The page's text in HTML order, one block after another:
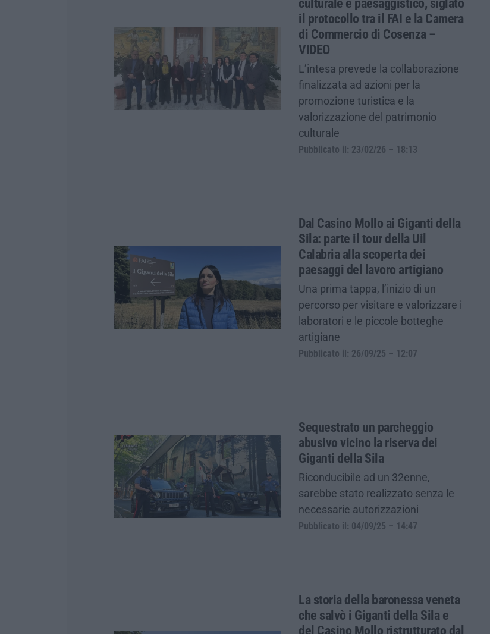
culturale e paesaggistico, siglato
il protocollo tra il FAI e la Camera
di Commercio di Cosenza –
VIDEO
L’intesa prevede la collaborazione
finalizzata ad azioni per la
promozione turistica e la
valorizzazione del patrimonio
culturale
Pubblicato il: 23/02/26 – 18:13
Dal Casino Mollo ai Giganti della
Sila: parte il tour della Uil
Calabria alla scoperta dei
paesaggi del lavoro artigiano
Una prima tappa, l’inizio di un
percorso per visitare e valorizzare i
laboratori e le piccole botteghe
artigiane
Pubblicato il: 26/09/25 – 12:07
Sequestrato un parcheggio
abusivo vicino la riserva dei
Giganti della Sila
Riconducibile ad un 32enne,
sarebbe stato realizzato senza le
necessarie autorizzazioni
Pubblicato il: 04/09/25 – 14:47
La storia della baronessa veneta
che salvò i Giganti della Sila e
del Casino Mollo ristrutturato dal